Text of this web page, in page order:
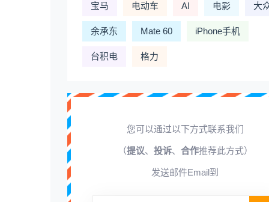
宝马 电动车 AI 电影 大
余承东 Mate 60 iPhone手机
台积电 格力
您可以通过以下方式联系我们
（提议、 投诉、 合作推荐此方式）
发送邮件Email到